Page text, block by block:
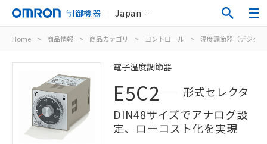
制御機器 Japan
Home > 商品情報 > 商品カテゴリ > コントロール > 温度調節器（デジタ
電子温度調節器
E5C2
形式セレクタ
DIN48サイズでアナログ設
定、ローコスト化を実現